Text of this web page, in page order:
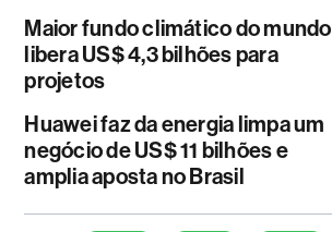
Maior fundo climático do mundo
libera US$ 4,3 bilhões para
projetos
Huawei faz da energia limpa um
negócio de US$ 11 bilhões e
amplia aposta no Brasil